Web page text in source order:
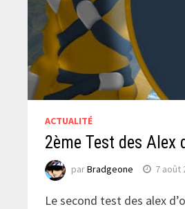
ACTUALITÉ
2ème Test des Alex
parBradgeone 7 août
Le second test des alex